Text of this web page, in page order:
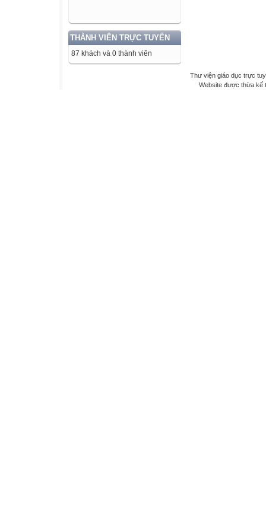
THÀNH VIÊN TRỰC TUYẾN
87 khách và 0 thành viên
Thư viện giáo dục trực
Website được thừa kế